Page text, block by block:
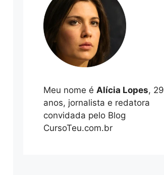
Meu nome é Alícia Lopes, 29
anos, jornalista e redatora
convidada pelo Blog
CursoTeu.com.br